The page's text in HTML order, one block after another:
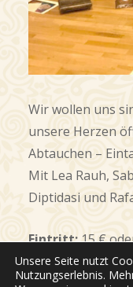
Wir wollen uns
unsere Herzen
Abtauchen –
Mit Lea Rauh,
Diptidasi und
Eintritt:15 €
Wann?Von 16:00
Unsere Seite nutzt
Nutzungserlebnis.